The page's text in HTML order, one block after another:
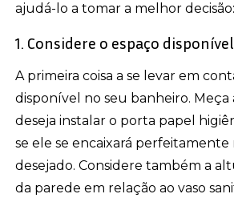
ajudá-lo a tomar a melhor decisão:
1. Considere o espaço disponível
A primeira coisa a se levar em
disponível no seu banheiro. Meça
deseja instalar o porta papel
se ele se encaixará perfeitamente
desejado. Considere também a
da parede em relação ao vaso